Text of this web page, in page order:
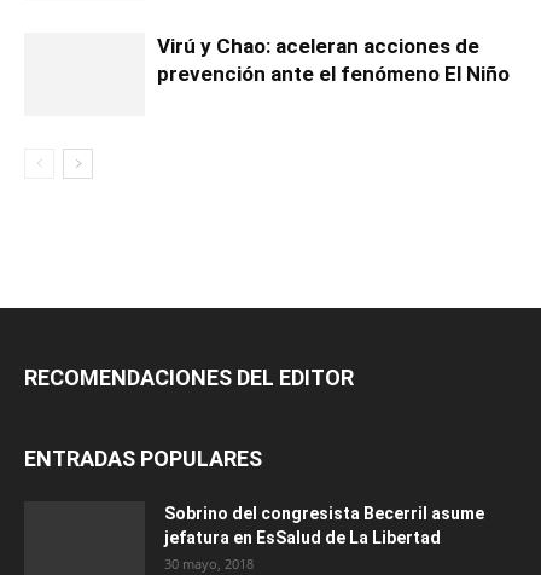
Virú y Chao: aceleran acciones de
prevención ante el fenómeno El Niño
RECOMENDACIONES DEL EDITOR
ENTRADAS POPULARES
Sobrino del congresista Becerril asume
jefatura en EsSalud de La Libertad
30 mayo, 2018